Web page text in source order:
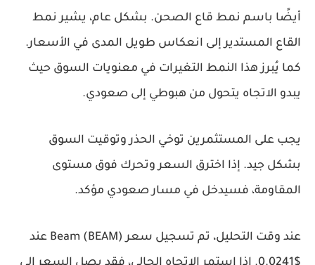
أيضًا باسم نمط قاع الصحن. بشكل عام، يشير نمط
القاع المستدير إلى انعكاس طويل المدى في الأسعار.
كما يُبرز هذا النمط التغيرات في معنويات السوق حيث
يبدو الاتجاه يتحول من هبوطي إلى صعودي.
يجب على المستثمرين توخي الحذر وتوقيت السوق
بشكل جيد. إذا اخترق السعر وتحرك فوق مستوى
المقاومة، فسيدخل في مسار صعودي مؤكد.
عند وقت التحليل، تم تسجيل سعر Beam (BEAM) عند